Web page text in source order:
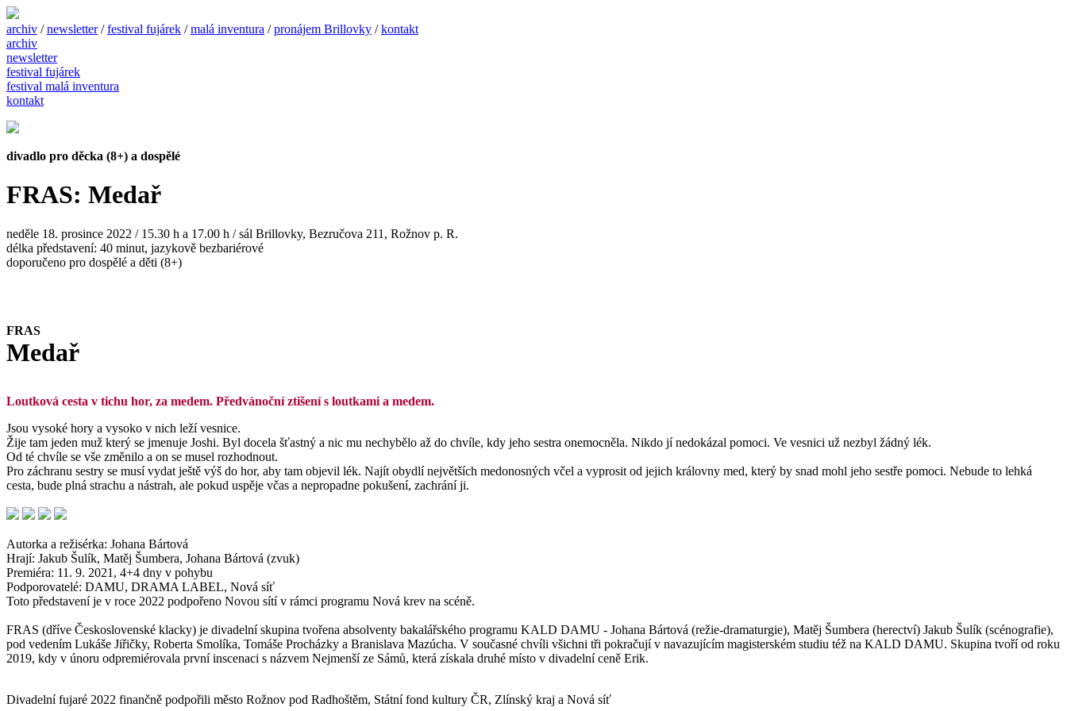
archiv /newsletter/festival fujárek /malá inventura /pronájem Brillovky /kontakt
archiv
newsletter
festival fujárek
festival malá inventura
kontakt
divadlo pro děcka (8+) a dospělé
FRAS: Medař
neděle 18. prosince 2022 / 15.30 h a 17.00 h / sál Brillovky, Bezručova 211, Rožnov p. R.
délka představení: 40 minut, jazykově bezbariérové
doporučeno pro dospělé a děti (8+)
FRAS
Medař
Loutková cesta v tichu hor, za medem. Předvánoční ztišení s loutkami a medem.
Jsou vysoké hory a vysoko v nich leží vesnice.
Žije tam jeden muž který se jmenuje Joshi. Byl docela šťastný a nic mu nechybělo až do chvíle, kdy jeho sestra onemocněla. Nikdo jí nedokázal pomoci. Ve vesnici už nezbyl žádný lék.
Od té chvíle se vše změnilo a on se musel rozhodnout.
Pro záchranu sestry se musí vydat ještě výš do hor, aby tam objevil lék. Najít obydlí největších medonosných včel a vyprosit od jejich královny med, který by snad mohl jeho sestře pomoci. Nebude to lehká
cesta, bude plná strachu a nástrah, ale pokud uspěje včas a nepropadne pokušení, zachrání ji.
Autorka a režisérka: Johana Bártová
Hrají: Jakub Šulík, Matěj Šumbera, Johana Bártová (zvuk)
Premiéra: 11. 9. 2021, 4+4 dny v pohybu
Podporovatelé: DAMU, DRAMA LABEL, Nová síť
Toto představení je v roce 2022 podpořeno Novou sítí v rámci programu Nová krev na scéně.
FRAS (dříve Československé klacky) je divadelní skupina tvořena absolventy bakalářského programu KALD DAMU - Johana Bártová (režie-dramaturgie), Matěj Šumbera (herectví) Jakub Šulík (scénografie),
pod vedením Lukáše Jiřičky, Roberta Smolíka, Tomáše Procházky a Branislava Mazúcha. V současné chvíli všichni tři pokračují v navazujícím magisterském studiu též na KALD DAMU. Skupina tvoří od roku
2019, kdy v únoru odpremiérovala první inscenaci s názvem Nejmenší ze Sámů, která získala druhé místo v divadelní ceně Erik.
Divadelní fujaré 2022 finančně podpořili město Rožnov pod Radhoštěm, Státní fond kultury ČR, Zlínský kraj a Nová síť